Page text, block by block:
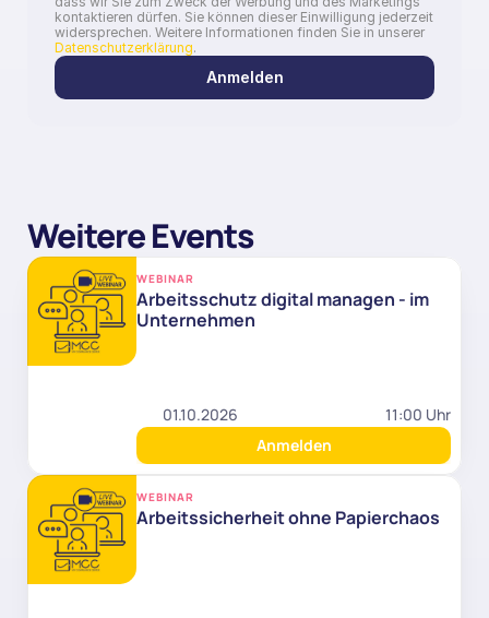
kontaktieren dürfen. Sie können dieser Einwilligung jederzeit
Datenschutzerklärung.
Anmelden
Weitere Events
WEBINAR
Arbeitsschutz digital managen - im
Unternehmen
01.10.2026
11:00 Uhr
Anmelden
WEBINAR
Arbeitssicherheit ohne Papierchaos